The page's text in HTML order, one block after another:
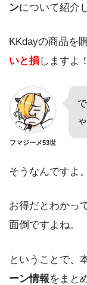
ンについて紹介
KKdayの商品を
いと損 しますよ！
フマジーメ53世
そうなんですよ。
お得だとわかっ
面倒ですよね。
ということで、
ーン情報をまと